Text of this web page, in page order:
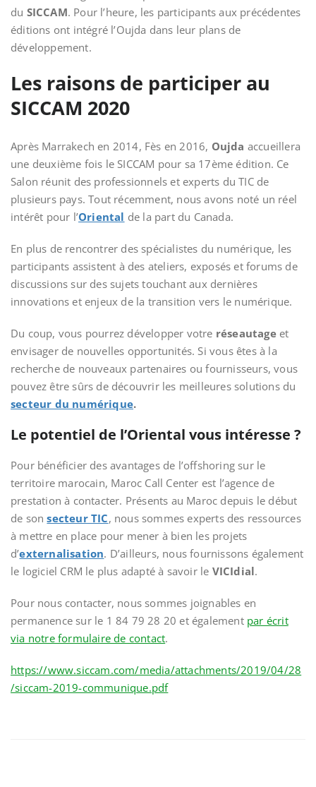
du SICCAM. Pour l’heure, les participants aux précédentes
éditions ont intégré l’Oujda dans leur plans de
développement.
Les raisons de participer au
SICCAM 2020
Après Marrakech en 2014, Fès en 2016, Oujda accueillera
une deuxième fois le SICCAM pour sa 17ème édition. Ce
Salon réunit des professionnels et experts du TIC de
plusieurs pays. Tout récemment, nous avons noté un réel
intérêt pour l’Oriental de la part du Canada.
En plus de rencontrer des spécialistes du numérique, les
participants assistent à des ateliers, exposés et forums de
discussions sur des sujets touchant aux dernières
innovations et enjeux de la transition vers le numérique.
Du coup, vous pourrez développer votre réseautage et
envisager de nouvelles opportunités. Si vous êtes à la
recherche de nouveaux partenaires ou fournisseurs, vous
pouvez être sûrs de découvrir les meilleures solutions du
secteur du numérique.
Le potentiel de l’Oriental vous intéresse ?
Pour bénéficier des avantages de l’offshoring sur le
territoire marocain, Maroc Call Center est l’agence de
prestation à contacter. Présents au Maroc depuis le début
de sonsecteur TIC, nous sommes experts des ressources
à mettre en place pour mener à bien les projets
d’externalisation. D’ailleurs, nous fournissons également
le logiciel CRM le plus adapté à savoir le VICIdial.
Pour nous contacter, nous sommes joignables en
permanence sur le 1 84 79 28 20 et également par écrit
via notre formulaire de contact.
https://www.siccam.com/media/attachments/2019/04/28
/siccam-2019-communique.pdf